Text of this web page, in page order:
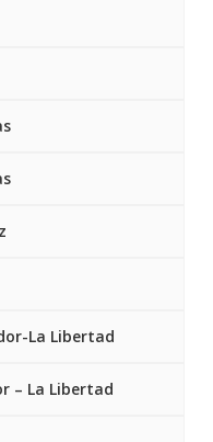
La Libertad
– La Libertad